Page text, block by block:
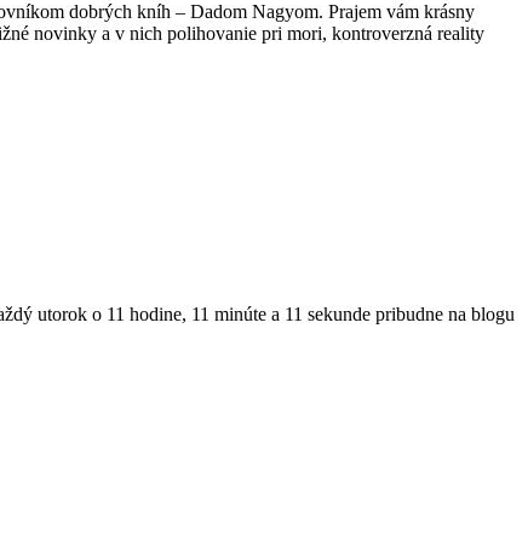
dobrých kníh – Dadom Nagyom. Prajem vám krásny
novinky a v nich polihovanie pri mori, kontroverzná reality
utorok o 11 hodine, 11 minúte a 11 sekunde pribudne na blogu